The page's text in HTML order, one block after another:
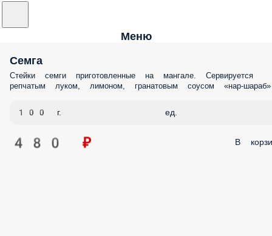
Меню
Семга
Стейки семги приготовленные на мангале. Сервируется
репчатым луком, лимоном, гранатовым соусом «нар-шараб»
100 г. ед.
480 ₽ В